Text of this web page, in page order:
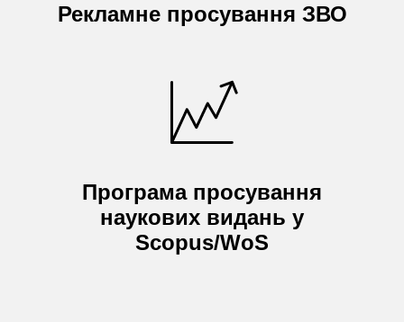
Рекламне просування ЗВО
Програма просування
наукових видань у
Scopus/WoS